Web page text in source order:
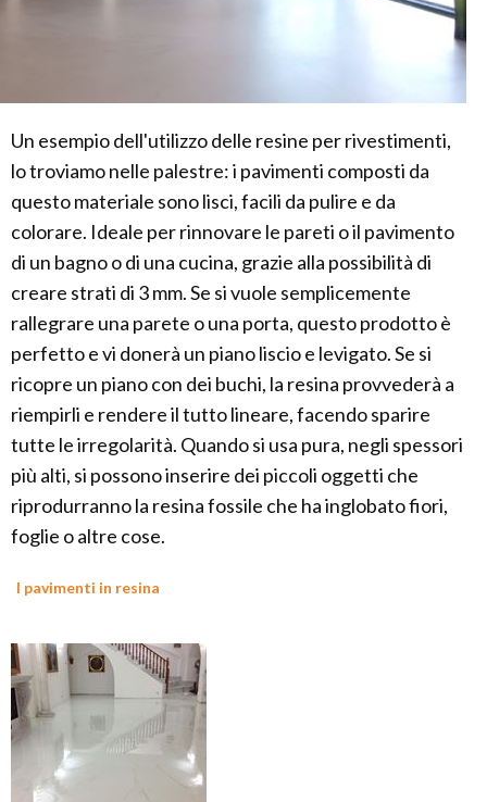
Un esempio dell'utilizzo delle resine per rivestimenti,
lo troviamo nelle palestre: i pavimenti composti da
questo materiale sono lisci, facili da pulire e da
colorare. Ideale per rinnovare le pareti o il pavimento
di un bagno o di una cucina, grazie alla possibilità di
creare strati di 3 mm. Se si vuole semplicemente
rallegrare una parete o una porta, questo prodotto è
perfetto e vi donerà un piano liscio e levigato. Se si
ricopre un piano con dei buchi, la resina provvederà a
riempirli e rendere il tutto lineare, facendo sparire
tutte le irregolarità. Quando si usa pura, negli spessori
più alti, si possono inserire dei piccoli oggetti che
riprodurranno la resina fossile che ha inglobato fiori,
foglie o altre cose.
I pavimenti in resina